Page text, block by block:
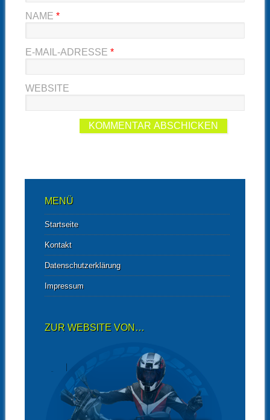
NAME *
E-MAIL-ADRESSE *
WEBSITE
MENÜ
Startseite
Kontakt
Datenschutzerklärung
Impressum
ZUR WEBSITE VON…